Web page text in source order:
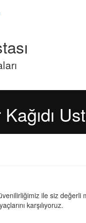
ile siz değerli
karşılıyoruz.